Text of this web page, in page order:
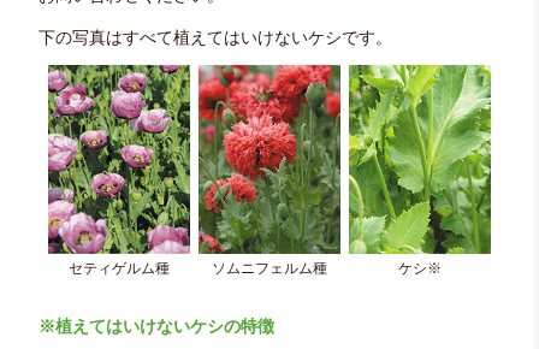
下の写真はすべて植えてはいけないケシです。
セティゲルム種 ソムニフェルム種 ケシ※
※植えてはいけないケシの特徴